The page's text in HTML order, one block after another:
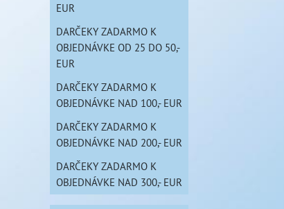
EUR
DARČEKY ZADARMO K
OBJEDNÁVKE OD 25 DO 50,-
EUR
DARČEKY ZADARMO K
OBJEDNÁVKE NAD 100,- EUR
DARČEKY ZADARMO K
OBJEDNÁVKE NAD 200,- EUR
DARČEKY ZADARMO K
OBJEDNÁVKE NAD 300,- EUR